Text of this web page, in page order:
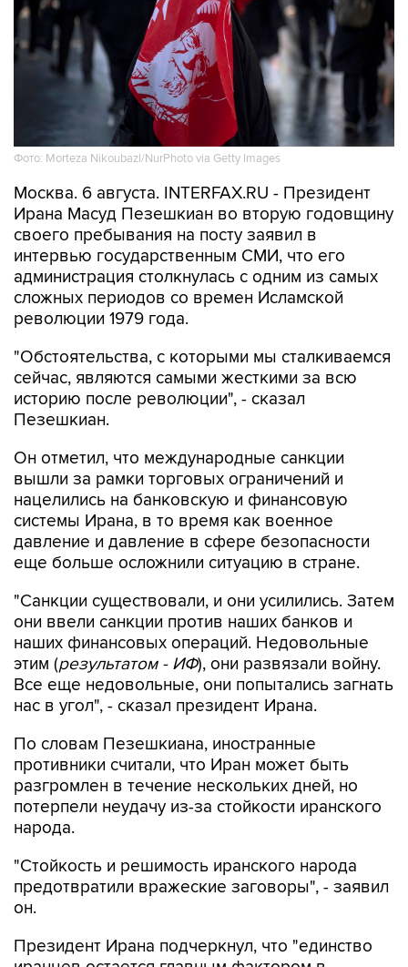
Фото: Morteza Nikoubazl/NurPhoto via Getty Images
Москва. 6 августа. INTERFAX.RU - Президент
Ирана Масуд Пезешкиан во вторую годовщину
своего пребывания на посту заявил в
интервью государственным СМИ, что его
администрация столкнулась с одним из самых
сложных периодов со времен Исламской
революции 1979 года.
"Обстоятельства, с которыми мы сталкиваемся
сейчас, являются самыми жесткими за всю
историю после революции", - сказал
Пезешкиан.
Он отметил, что международные санкции
вышли за рамки торговых ограничений и
нацелились на банковскую и финансовую
системы Ирана, в то время как военное
давление и давление в сфере безопасности
еще больше осложнили ситуацию в стране.
"Санкции существовали, и они усилились. Затем
они ввели санкции против наших банков и
наших финансовых операций. Недовольные
этим (результатом - ИФ), они развязали войну.
Все еще недовольные, они попытались загнать
нас в угол", - сказал президент Ирана.
По словам Пезешкиана, иностранные
противники считали, что Иран может быть
разгромлен в течение нескольких дней, но
потерпели неудачу из-за стойкости иранского
народа.
"Стойкость и решимость иранского народа
предотвратили вражеские заговоры", - заявил
он.
Президент Ирана подчеркнул, что "единство